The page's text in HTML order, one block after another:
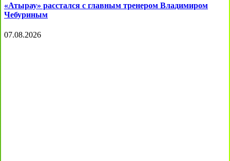
«Атырау» расстался с главным тренером Владимиром
Чебуриным
07.08.2026